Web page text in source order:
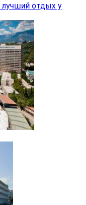
отдых у